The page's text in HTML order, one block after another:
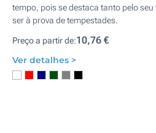
tempo, pois se destaca tanto pelo
ser à prova de tempestades.
Preço a partir de:10,76 €
Ver detalhes >